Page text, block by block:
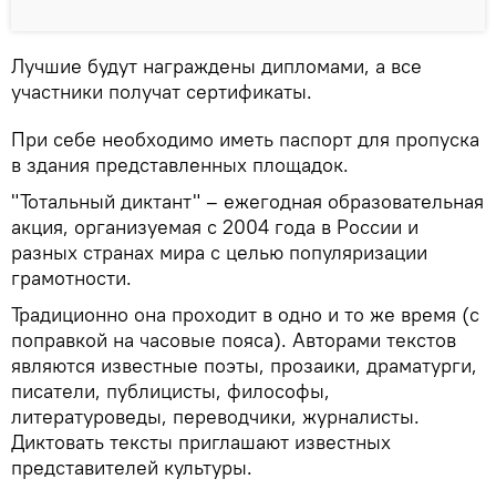
Лучшие будут награждены дипломами, а все
участники получат сертификаты.
При себе необходимо иметь паспорт для пропуска
в здания представленных площадок.
"Тотальный диктант" – ежегодная образовательная
акция, организуемая с 2004 года в России и
разных странах мира с целью популяризации
грамотности.
Традиционно она проходит в одно и то же время (с
поправкой на часовые пояса). Авторами текстов
являются известные поэты, прозаики, драматурги,
писатели, публицисты, философы,
литературоведы, переводчики, журналисты.
Диктовать тексты приглашают известных
представителей культуры.